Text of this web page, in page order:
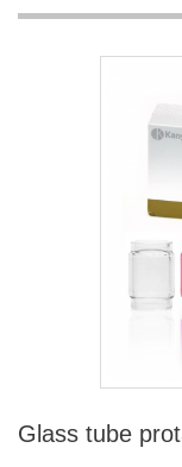
Glass tube